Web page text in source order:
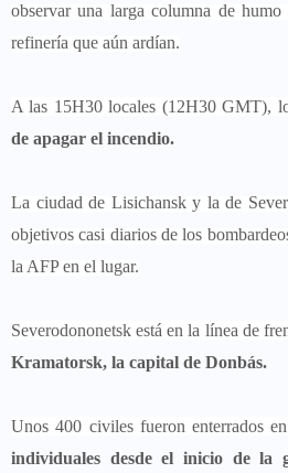
observar una larga columna de
refinería que aún ardían.
A las 15H30 locales (12H30 GMT),
de apagar el incendio.
La ciudad de Lisichansk y la de
objetivos casi diarios de los
la AFP en el lugar.
Severodononetsk está en la línea de
Kramatorsk, la capital de Donbás.
Unos 400 civiles fueron enterrados
individuales desde el inicio de la